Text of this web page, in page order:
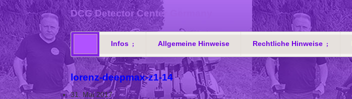
DCG Detector Center Germany
Infos Allgemeine Hinweise Rechtliche Hinweise
lorenz-deepmax-z1-14
31. Mai 2017